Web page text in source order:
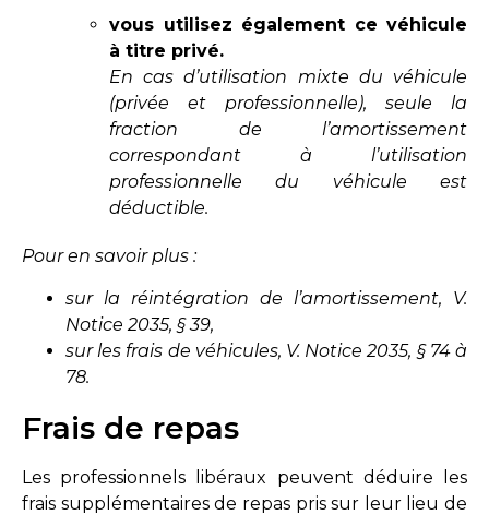
vous utilisez également ce véhicule
à titre privé.
En cas d’utilisation mixte du véhicule
(privée et professionnelle), seule la
fraction de l’amortissement
correspondant à l’utilisation
professionnelle du véhicule est
déductible.
Pour en savoir plus :
sur la réintégration de l’amortissement, V.
Notice 2035, § 39,
sur les frais de véhicules, V. Notice 2035, § 74 à
78.
Frais de repas
Les professionnels libéraux peuvent déduire les
frais supplémentaires de repas pris sur leur lieu de